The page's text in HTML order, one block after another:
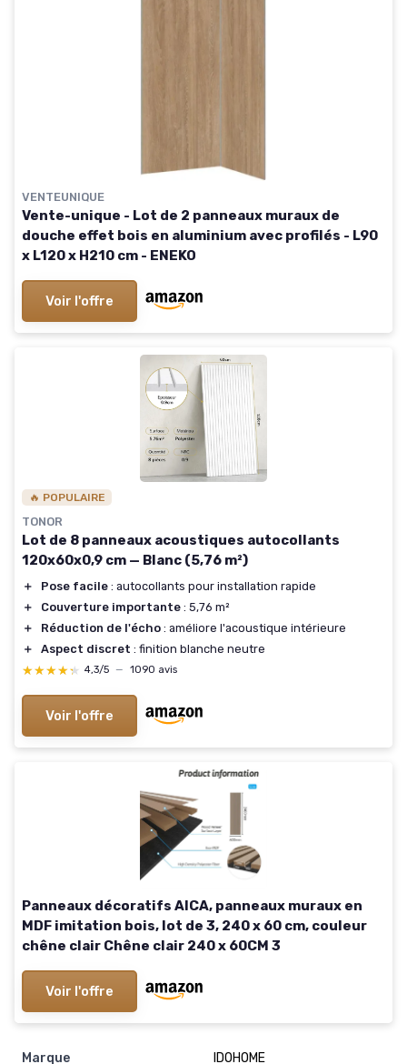
VENTEUNIQUE
Vente-unique - Lot de 2 panneaux muraux de
douche effet bois en aluminium avec profilés - L90
x L120 x H210 cm - ENEKO
Voir l'offre
🔥 POPULAIRE
TONOR
Lot de 8 panneaux acoustiques autocollants
120x60x0,9 cm — Blanc (5,76 m²)
＋ Pose facile : autocollants pour installation rapide
＋
Couverture importante : 5,76 m²
＋
Réduction de l'écho : améliore l'acoustique intérieure
＋
Aspect discret : finition blanche neutre
★★★★★
★★★★★ 4,3/5 — 1090 avis
Voir l'offre
Panneaux décoratifs AICA, panneaux muraux en
MDF imitation bois, lot de 3, 240 x 60 cm, couleur
chêne clair Chêne clair 240 x 60CM 3
Voir l'offre
Marque
IDOHOME